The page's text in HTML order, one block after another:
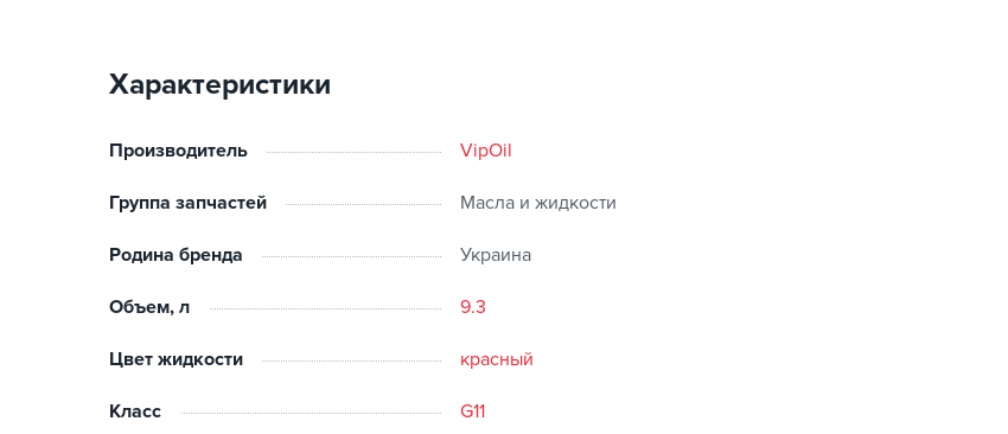
Характеристики
Производитель VipOil
Группа запчастей Масла и жидкости
Родина бренда Украина
Объем, л 9.3
Цвет жидкости красный
Класс G11